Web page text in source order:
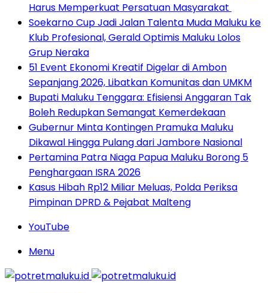
Harus Memperkuat Persatuan Masyarakat
Soekarno Cup Jadi Jalan Talenta Muda Maluku ke
Klub Profesional, Gerald Optimis Maluku Lolos
Grup Neraka
51 Event Ekonomi Kreatif Digelar di Ambon
Sepanjang 2026, Libatkan Komunitas dan UMKM
Bupati Maluku Tenggara: Efisiensi Anggaran Tak
Boleh Redupkan Semangat Kemerdekaan
Gubernur Minta Kontingen Pramuka Maluku
Dikawal Hingga Pulang dari Jambore Nasional
Pertamina Patra Niaga Papua Maluku Borong 5
Penghargaan ISRA 2026
Kasus Hibah Rp12 Miliar Meluas, Polda Periksa
Pimpinan DPRD & Pejabat Malteng
YouTube
Menu